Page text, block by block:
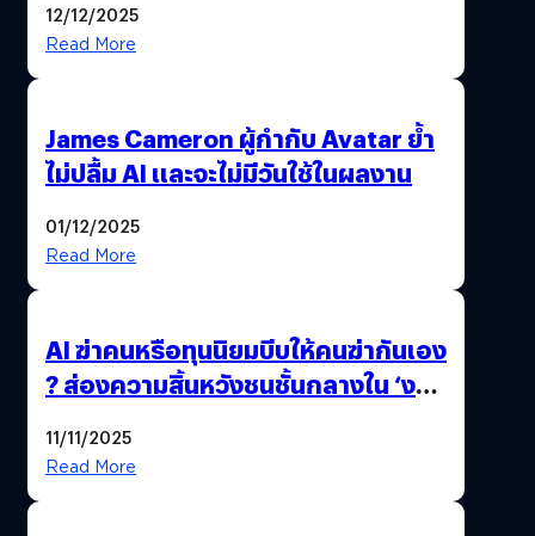
12/12/2025
Read More
James Cameron ผู้กำกับ Avatar ย้ำ
ไม่ปลื้ม AI และจะไม่มีวันใช้ในผลงาน
01/12/2025
Read More
AI ฆ่าคนหรือทุนนิยมบีบให้คนฆ่ากันเอง
? ส่องความสิ้นหวังชนชั้นกลางใน ‘งาน
11/11/2025
Read More